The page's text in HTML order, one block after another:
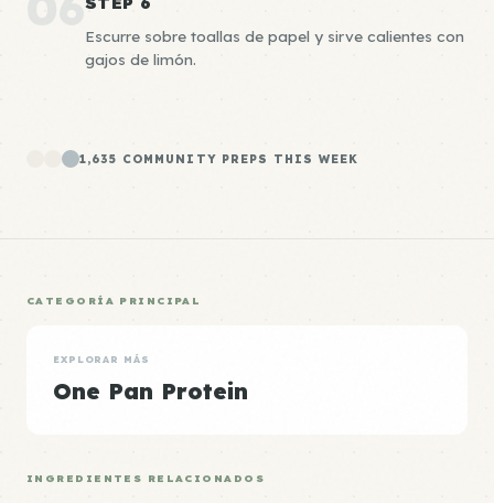
Escurre sobre toallas de papel y sirve calientes con
gajos de limón.
1,635 COMMUNITY PREPS THIS WEEK
CATEGORÍA PRINCIPAL
EXPLORAR MÁS
One Pan Protein
INGREDIENTES RELACIONADOS